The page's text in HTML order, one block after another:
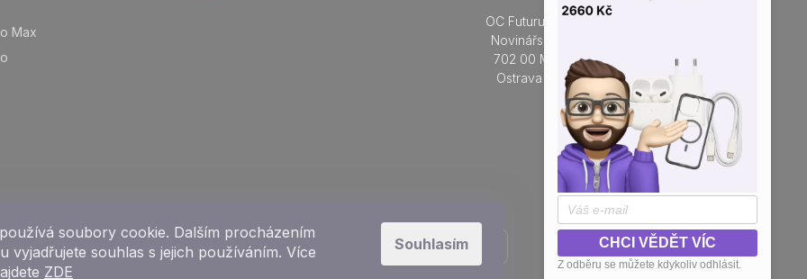
soubory cookie. Dalším procházením
vyjadřujete souhlas s jejich používáním. Více
ZDE
Souhlasím
Max
OC Futurum Ostrava
Novinářská 3178/6
702 00 Moravská
Ostrava a Přívoz
Do prodejny
Přidejte se k nám na sítích
CHCI VĚDĚT VÍC
Z odběru se můžete kdykoliv odhlásit.